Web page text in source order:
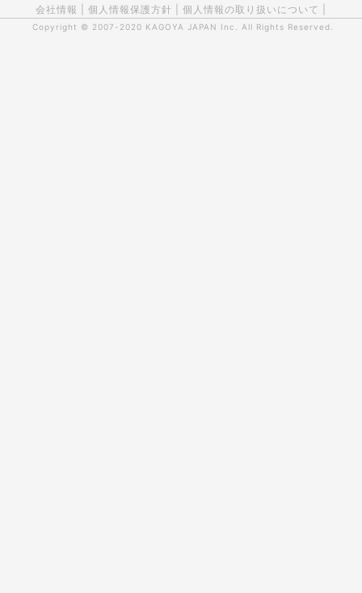
会社情報 個人情報保護方針 個人情報の取り扱いについて
Copyright © 2007-2020 KAGOYA JAPAN Inc. All Rights Reserved.